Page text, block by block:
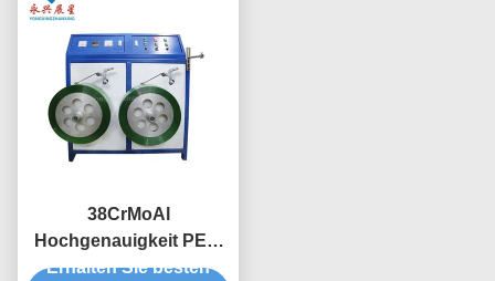
38CrMoAl
Hochgenauigkeit PET-
Streifen-
Erhalten Sie besten